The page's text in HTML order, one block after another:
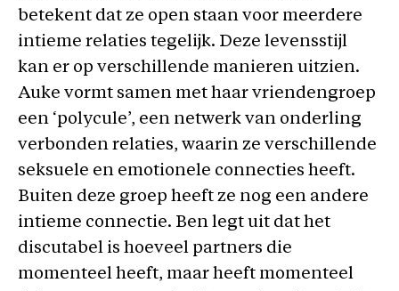
betekent dat ze open staan voor meerdere
intieme relaties tegelijk. Deze levensstijl
kan er op verschillende manieren uitzien.
Auke vormt samen met haar vriendengroep
een ‘polycule’, een netwerk van onderling
verbonden relaties, waarin ze verschillende
seksuele en emotionele connecties heeft.
Buiten deze groep heeft ze nog een andere
intieme connectie. Ben legt uit dat het
discutabel is hoeveel partners die
momenteel heeft, maar heeft momenteel